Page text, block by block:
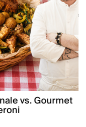
vs. Gourmet